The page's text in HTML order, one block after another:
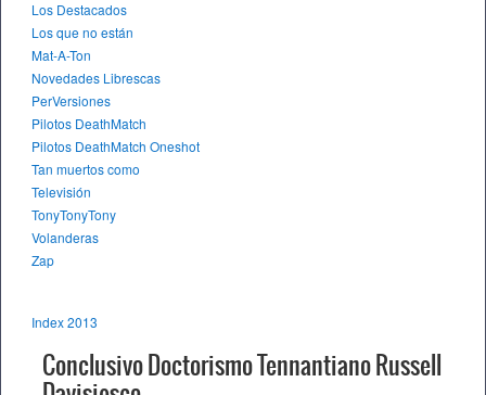
Los Destacados
Los que no están
Mat-A-Ton
Novedades Librescas
PerVersiones
Pilotos DeathMatch
Pilotos DeathMatch Oneshot
Tan muertos como
Televisión
TonyTonyTony
Volanderas
Zap
Index 2013
Conclusivo Doctorismo Tennantiano Russell